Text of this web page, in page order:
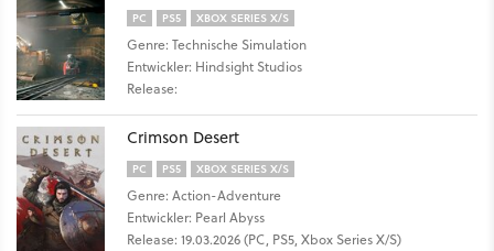
PC PS5 XBOX SERIES X/S
Genre: Technische Simulation
Entwickler: Hindsight Studios
Release:
Crimson Desert
PC PS5 XBOX SERIES X/S
Genre: Action-Adventure
Entwickler: Pearl Abyss
Release: 19.03.2026 (PC, PS5, Xbox Series X/S)